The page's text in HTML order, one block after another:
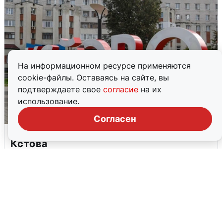
На информационном ресурсе применяются
cookie-файлы. Оставаясь на сайте, вы
подтверждаете свое согласие на их
использование.
Согласен
Грохот в небе разбудил жителей
Кстова